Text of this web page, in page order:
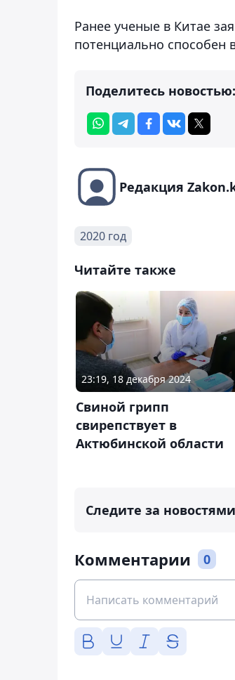
Ранее ученые в Китае
потенциально способен
Поделитесь новостью:
Редакция
2020 год
Читайте также
23:19, 18 декабря 2024
Свиной грипп
свирепствует в
Актюбинской области
Следите за
Комментарии 0